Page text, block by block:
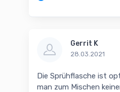
Gerrit K
28.03.2021
Die Sprühflasche ist
man zum Mischen